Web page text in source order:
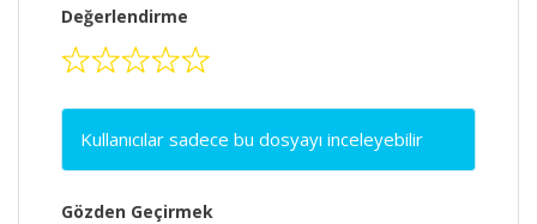
Değerlendirme
Kullanıcılar sadece bu dosyayı inceleyebilir
Gözden Geçirmek